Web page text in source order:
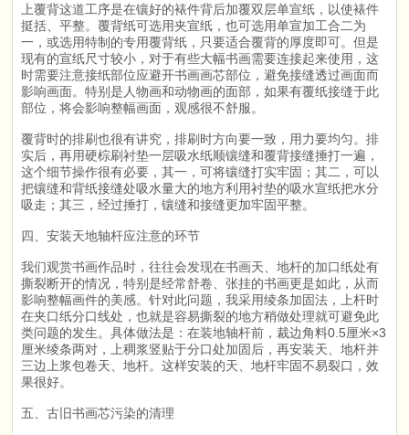
上覆背这道工序是在镶好的裱件背后加覆双层单宣纸，以使裱件
挺括、平整。覆背纸可选用夹宣纸，也可选用单宣加工合二为
一，或选用特制的专用覆背纸，只要适合覆背的厚度即可。但是
现有的宣纸尺寸较小，对于有些大幅书画需要连接起来使用，这
时需要注意接纸部位应避开书画画芯部位，避免接缝透过画面而
影响画面。特别是人物画和动物画的面部，如果有覆纸接缝于此
部位，将会影响整幅画面，观感很不舒服。
覆背时的排刷也很有讲究，排刷时方向要一致，用力要均匀。排
实后，再用硬棕刷衬垫一层吸水纸顺镶缝和覆背接缝捶打一遍，
这个细节操作很有必要，其一，可将镶缝打实牢固；其二，可以
把镶缝和背纸接缝处吸水量大的地方利用衬垫的吸水宣纸把水分
吸走；其三，经过捶打，镶缝和接缝更加牢固平整。
四、安装天地轴杆应注意的环节
我们观赏书画作品时，往往会发现在书画天、地杆的加口纸处有
撕裂断开的情况，特别是经常舒卷、张挂的书画更是如此，从而
影响整幅画件的美感。针对此问题，我采用绫条加固法，上杆时
在夹口纸分口线处，也就是容易撕裂的地方稍做处理就可避免此
类问题的发生。具体做法是：在装地轴杆前，裁边角料0.5厘米×3
厘米绫条两对，上稠浆竖贴于分口处加固后，再安装天、地杆并
三边上浆包卷天、地杆。这样安装的天、地杆牢固不易裂口，效
果很好。
五、古旧书画芯污染的清理